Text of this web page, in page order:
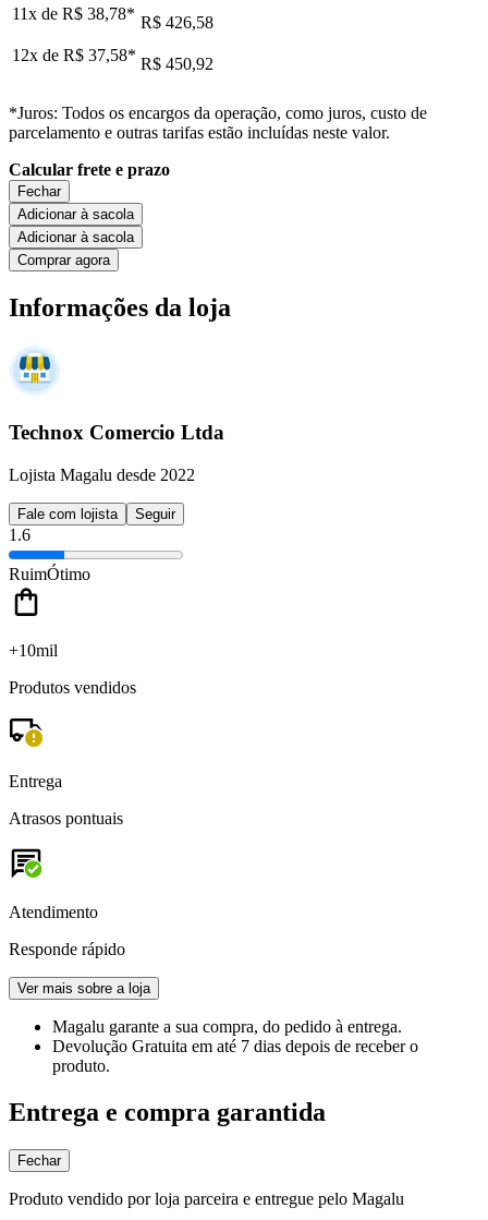
11x de R$ 38,78* R$ 426,58
12x de R$ 37,58* R$ 450,92
*Juros: Todos os encargos da operação, como juros, custo de
parcelamento e outras tarifas estão incluídas neste valor.
Calcular frete e prazo
Fechar
Adicionar à sacola
Adicionar à sacola
Comprar agora
Informações da loja
Technox Comercio Ltda
Lojista Magalu desde 2022
Fale com lojista Seguir
1.6
RuimÓtimo
+10mil
Produtos vendidos
Entrega
Atrasos pontuais
Atendimento
Responde rápido
Ver mais sobre a loja
Magalu garante a sua compra, do pedido à entrega.
Devolução Gratuita em até 7 dias depois de receber o
produto.
Entrega e compra garantida
Fechar
Produto vendido por loja parceira e entregue pelo Magalu